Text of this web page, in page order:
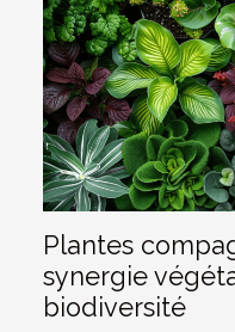
Plantes
synergie
biodiversité